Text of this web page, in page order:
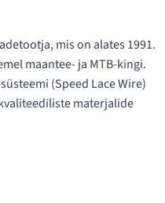
mis on alates 1991.
maantee- ja MTB-kingi.
(Speed Lace Wire)
materjalide